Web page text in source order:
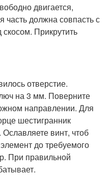
двигается,
часть должна совпасть с
Прикрутить
отверстие.
на 3 мм. Поверните
направлении. Для
шестигранник
винт, чтоб
до требуемого
При правильной